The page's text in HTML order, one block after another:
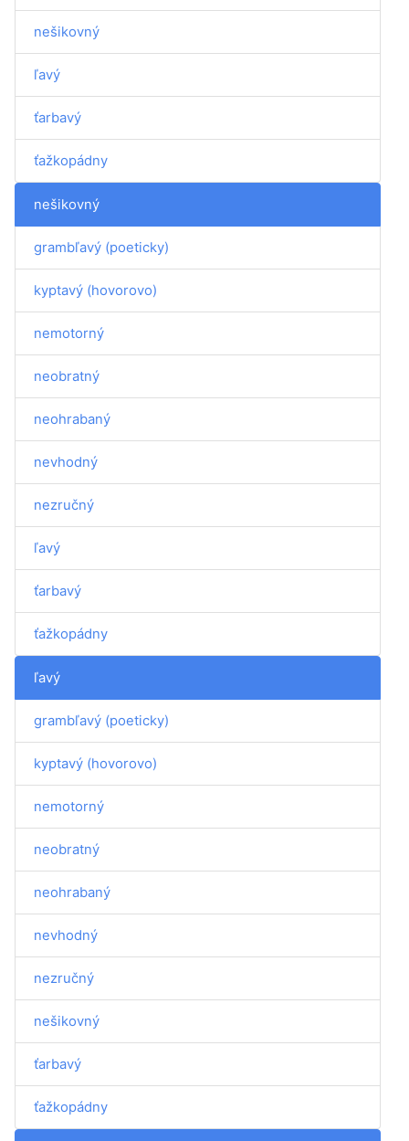
nešikovný
ľavý
ťarbavý
ťažkopádny
nešikovný
grambľavý (poeticky)
kyptavý (hovorovo)
nemotorný
neobratný
neohrabaný
nevhodný
nezručný
ľavý
ťarbavý
ťažkopádny
ľavý
grambľavý (poeticky)
kyptavý (hovorovo)
nemotorný
neobratný
neohrabaný
nevhodný
nezručný
nešikovný
ťarbavý
ťažkopádny